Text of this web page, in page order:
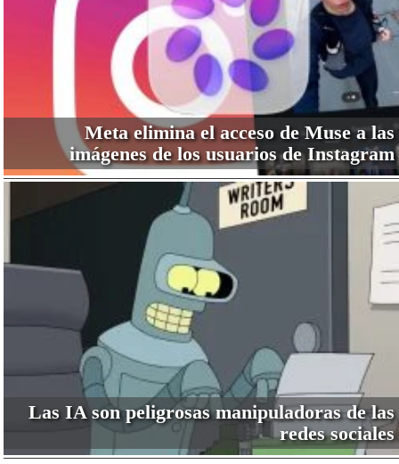
Meta elimina el acceso de Muse a las
imágenes de los usuarios de Instagram
Las IA son peligrosas manipuladoras de las
redes sociales